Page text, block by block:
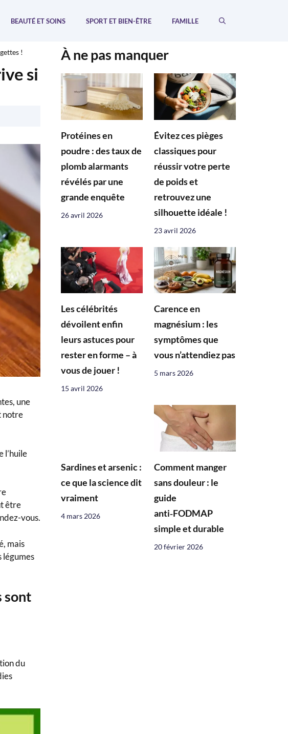
BEAUTÉ ET SOINS SPORT ET BIEN-ÊTRE FAMILLE
!
si
une
notre
l’huile
être
vous.
mais
légumes
sont
du
À ne pas manquer
Protéines en
poudre : des taux de
plomb alarmants
révélés par une
grande enquête
26 avril 2026
Évitez ces pièges
classiques pour
réussir votre perte
de poids et
retrouvez une
silhouette idéale !
23 avril 2026
Les célébrités
dévoilent enfin
leurs astuces pour
rester en forme – à
vous de jouer !
15 avril 2026
Carence en
magnésium : les
symptômes que
vous n’attendiez pas
5 mars 2026
Sardines et arsenic :
ce que la science dit
vraiment
4 mars 2026
Comment manger
sans douleur : le
guide
anti‑FODMAP
simple et durable
20 février 2026